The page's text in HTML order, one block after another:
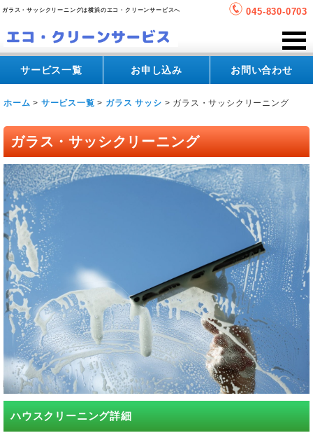
ガラス・サッシクリーニングは横浜のエコ・クリーンサービスへ 045-830-0703
サービス一覧 お申し込み お問い合わせ
ホーム > サービス一覧 > ガラス サッシ > ガラス・サッシクリーニング
ガラス・サッシクリーニング
ハウスクリーニング詳細